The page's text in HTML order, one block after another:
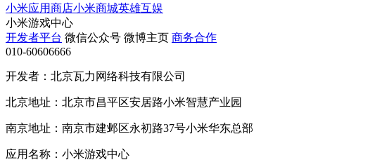
小米应用商店小米商城英雄互娱
小米游戏中心
开发者平台 微信公众号 微博主页 商务合作
010-60606666
开发者：北京瓦力网络科技有限公司
北京地址：北京市昌平区安居路小米智慧产业园
南京地址：南京市建邺区永初路37号小米华东总部
应用名称：小米游戏中心